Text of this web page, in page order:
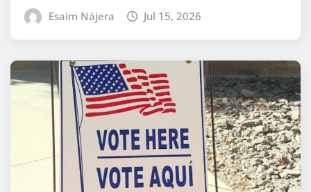
Esaim Nájera Jul 15, 2026